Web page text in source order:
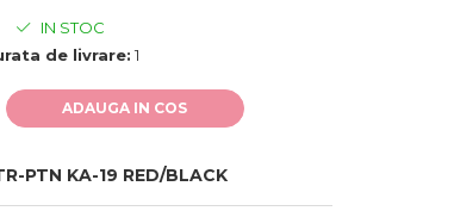
IN STOC
de livrare: 1
ADAUGA IN COS
PTN KA-19 RED/BLACK